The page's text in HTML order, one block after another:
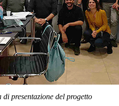
di presentazione del progetto